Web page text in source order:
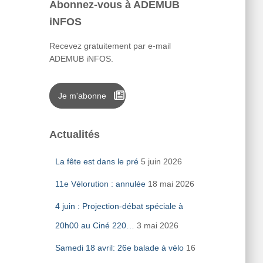
Abonnez-vous à ADEMUB
iNFOS
Recevez gratuitement par e-mail
ADEMUB iNFOS.
Je m'abonne
Actualités
La fête est dans le pré 5 juin 2026
11e Vélorution : annulée 18 mai 2026
4 juin : Projection-débat spéciale à
20h00 au Ciné 220… 3 mai 2026
Samedi 18 avril: 26e balade à vélo 16